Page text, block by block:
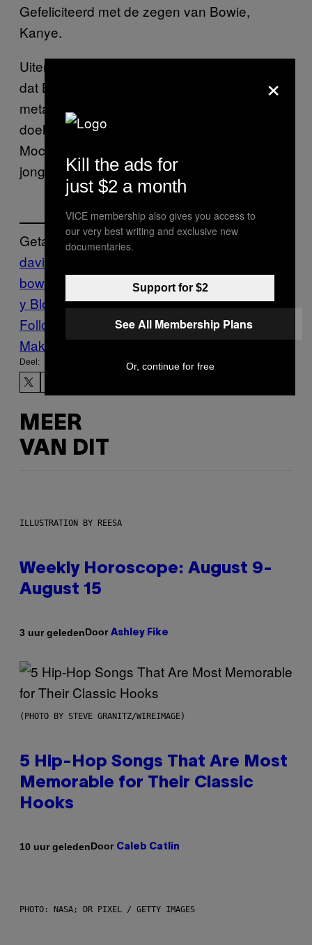
Gefeliciteerd met de zegen van Bowie,
Kanye.
Uiteraard kunnen we niet volledig uitsluiten
dat Bowie de term ‘blackstar’ slechts
metaforisch hanteert, en in plaats van Kanye
doelt op bijvoorbeeld Armin van Buuren.
Mocht dat het geval zijn: Armin, gefeliciteerd
jongen.
Getagd:
david
bowie
kanye Music
y Blog
Follow Us On Discover
Make Us Preferred In Top Stories
Deel:
MEER
VAN DIT
ILLUSTRATION BY REESA
Weekly Horoscope: August 9-
August 15
3 uur geledenDoor Ashley Fike
(PHOTO BY STEVE GRANITZ/WIREIMAGE)
5 Hip-Hop Songs That Are Most
Memorable for Their Classic
Hooks
10 uur geledenDoor Caleb Catlin
PHOTO: NASA; DR PIXEL / GETTY IMAGES
×
Kill the ads for
just $2 a month
VICE membership also gives you access to
our very best writing and exclusive new
documentaries.
Support for $2
See All Membership Plans
Or, continue for free